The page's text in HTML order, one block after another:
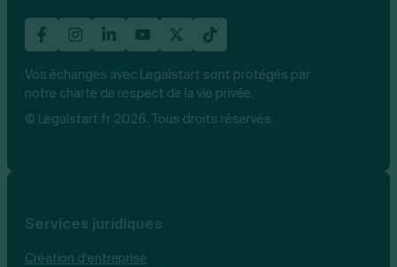
Vos échanges avec Legalstart sont protégés par
notre charte de respect de la vie privée.
© Legalstart.fr 2026. Tous droits réservés.
Services juridiques
Création d’entreprise